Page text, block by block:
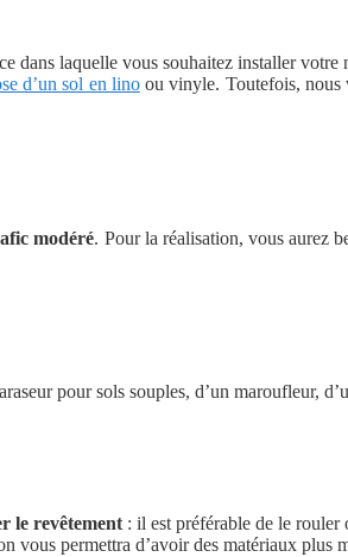
dans laquelle vous souhaitez installer
d’un sol en linoou vinyle. Toutefois, nous
modéré. Pour la réalisation, vous aurez
pour sols souples, d’un maroufleur,
le revêtement: il est préférable de le rouler
vous permettra d’avoir des matériaux plus